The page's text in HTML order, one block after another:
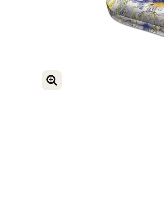
VERGROOT AFBEELDING